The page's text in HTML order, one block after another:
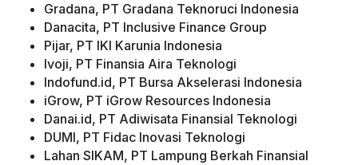
Gradana, PT Gradana Teknoruci Indonesia
Danacita, PT Inclusive Finance Group
Pijar, PT IKI Karunia Indonesia
Ivoji, PT Finansia Aira Teknologi
Indofund.id, PT Bursa Akselerasi Indonesia
iGrow, PT iGrow Resources Indonesia
Danai.id, PT Adiwisata Finansial Teknologi
DUMI, PT Fidac Inovasi Teknologi
Lahan SIKAM, PT Lampung Berkah Finansial